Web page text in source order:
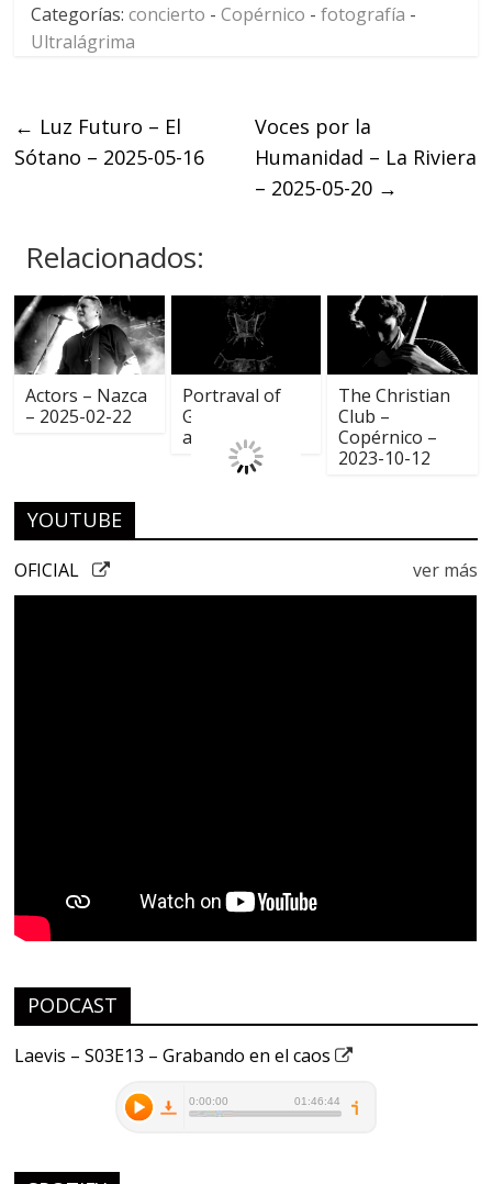
Categorías:concierto -Copérnico -fotografía -
Ultralágrima
← Luz Futuro – El
Sótano – 2025-05-16
Voces por la
Humanidad – La Riviera
– 2025-05-20 →
Relacionados:
Actors – Nazca
– 2025-02-22
Portrayal of
Guilt – We are
always alone
The Christian
Club –
Copérnico –
2023-10-12
YOUTUBE
ver más
OFICIAL
PODCAST
Laevis – S03E13 – Grabando en el caos